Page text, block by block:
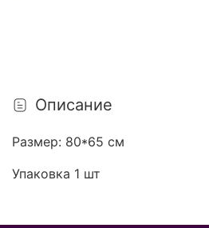
Описание
Размер: 80*65 см
Упаковка 1 шт